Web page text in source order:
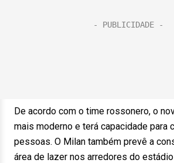
De acordo com o time rossonero, o
mais moderno e terá capacidade para
pessoas. O Milan também prevê a
área de lazer nos arredores do